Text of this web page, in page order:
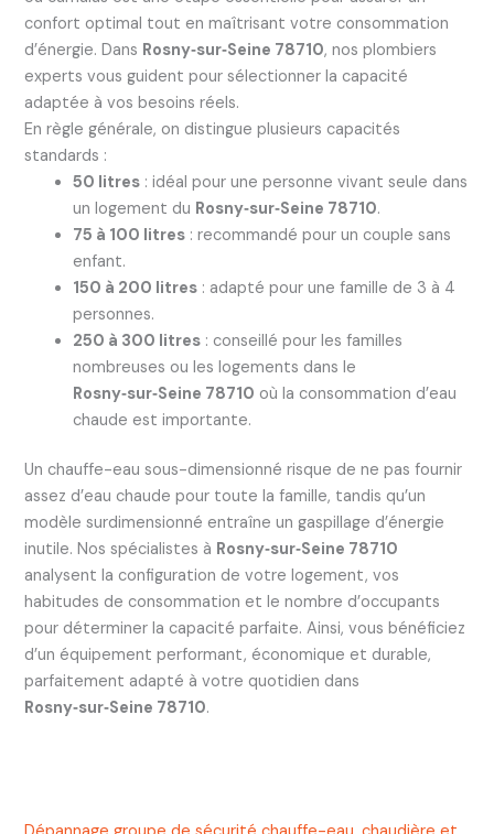
confort optimal tout en maîtrisant votre consommation
d’énergie. Dans Rosny‑sur‑Seine 78710, nos plombiers
experts vous guident pour sélectionner la capacité
adaptée à vos besoins réels.
En règle générale, on distingue plusieurs capacités
standards :
50 litres: idéal pour une personne vivant seule dans
un logement du Rosny‑sur‑Seine 78710.
75 à 100 litres: recommandé pour un couple sans
enfant.
150 à 200 litres: adapté pour une famille de 3 à 4
personnes.
250 à 300 litres: conseillé pour les familles
nombreuses ou les logements dans le
Rosny‑sur‑Seine 78710 où la consommation d’eau
chaude est importante.
Un chauffe-eau sous-dimensionné risque de ne pas fournir
assez d’eau chaude pour toute la famille, tandis qu’un
modèle surdimensionné entraîne un gaspillage d’énergie
inutile. Nos spécialistes à Rosny‑sur‑Seine 78710
analysent la configuration de votre logement, vos
habitudes de consommation et le nombre d’occupants
pour déterminer la capacité parfaite. Ainsi, vous bénéficiez
d’un équipement performant, économique et durable,
parfaitement adapté à votre quotidien dans
Rosny‑sur‑Seine 78710.